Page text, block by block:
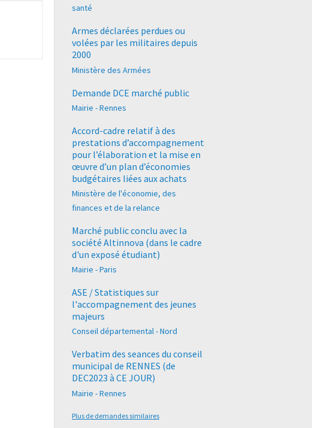
santé
Armes déclarées perdues ou
volées par les militaires depuis
2000
Ministère des Armées
Demande DCE marché public
Mairie - Rennes
Accord-cadre relatif à des
prestations d’accompagnement
pour l’élaboration et la mise en
œuvre d’un plan d’économies
budgétaires liées aux achats
Ministère de l'économie, des
finances et de la relance
Marché public conclu avec la
société Altinnova (dans le cadre
d'un exposé étudiant)
Mairie - Paris
ASE / Statistiques sur
l'accompagnement des jeunes
majeurs
Conseil départemental - Nord
Verbatim des seances du conseil
municipal de RENNES (de
DEC2023 à CE JOUR)
Mairie - Rennes
Plus de demandes similaires